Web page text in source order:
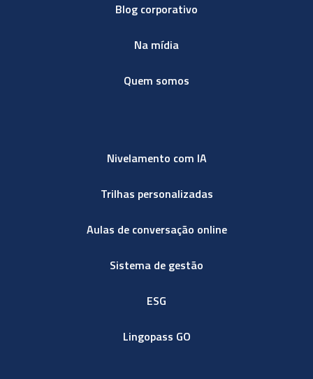
Blog corporativo
Na mídia
Quem somos
Nivelamento com IA
Trilhas personalizadas
Aulas de conversação online
Sistema de gestão
ESG
Lingopass GO